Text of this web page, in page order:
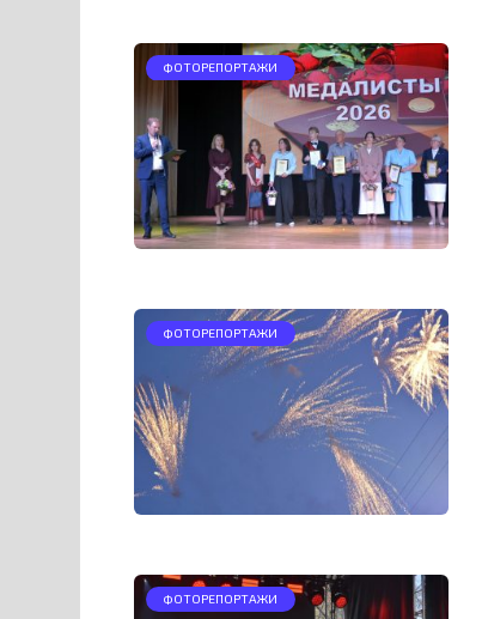
ФОТОРЕПОРТАЖИ
ФОТОРЕПОРТАЖИ
ФОТОРЕПОРТАЖИ